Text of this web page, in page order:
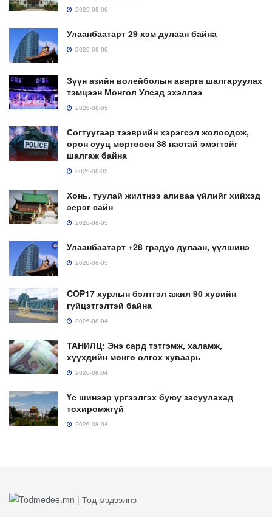
2026-08-06
Улаанбаатарт 29 хэм дулаан байна
2026-08-06
Зүүн азийн волейболын аварга шалгаруулах
тэмцээн Монгол Улсад эхэллээ
2026-08-05
Согтуугаар тээврийн хэрэгсэл жолоодож,
орон сууц мөргөсөн 38 настай эмэгтэйг
шалгаж байна
2026-08-05
Хонь, туулай жилтнээ аливаа үйлийг хийхэд
эерэг сайн
2026-08-05
Улаанбаатарт +28 градус дулаан, үүлшинэ
2026-08-05
COP17 хурлын бэлтгэл ажил 90 хувийн
гүйцэтгэлтэй байна
2026-08-04
ТАНИЛЦ: Энэ сард тэтгэмж, халамж,
хүүхдийн мөнгө олгох хуваарь
2026-08-04
Үс шинээр үргээлгэх буюу засуулахад
тохиромжгүй
2026-08-04